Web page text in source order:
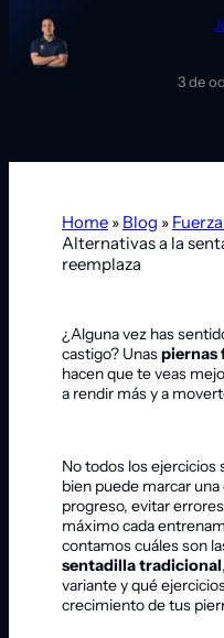
3 de
Home » Blog »
Alternativas a la
reemplaza
¿Alguna vez has
castigo? Unaspiernas
hacen que te veas
a rendir más y a
No todos los ejercicios
bien puede marcar
progreso, evitar
máximo cada
contamos cuáles son
sentadilla tradicional
variante y qué
crecimiento de tus